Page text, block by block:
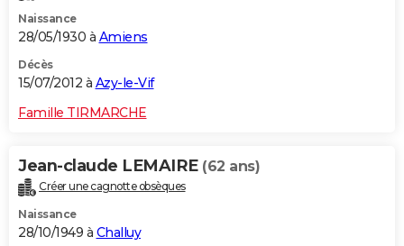
Naissance
28/05/1930 à Amiens
Décès
15/07/2012 à Azy-le-Vif
Famille TIRMARCHE
Jean-claude LEMAIRE (62 ans)
Créer une cagnotte obsèques
Naissance
28/10/1949 à Challuy